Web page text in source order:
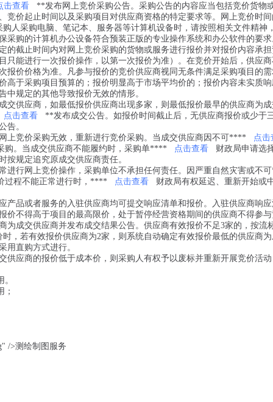
击查看
**发布网上竞价采购公告。采购公告的内容应当包括竞价货物
竞价起止时间以及采购项目对供应商资格的特定要求等。网上竞价时
人采购电脑、笔记本、服务器等计算机设备时，请按照相关文件精神
采购的计算机办公设备符合预装正版的专业操作系统和办公软件的要
的截止时间内对网上竞价采购的货物或服务进行报价并对报价内容承
只能进行一次报价操作，以第一次报价为准）。在竞价开始后，供应
报价价格为准。凡参与报价的竞价供应商视同无条件满足采购项目的
高于采购项目预算的；报价明显高于市场平均价的；报价内容未实质
规定的其他导致报价无效的情形。
交供应商，如最低报价供应商出现多家，则最低报价最早的供应商为
点击查看
**发布成交公告。如报价时间截止后，无供应商报价或少于
告。
上竞价采购无效，重新进行竞价采购。当成交供应商因不可****
点击
购。当成交供应商不能履约时，采购单****
点击查看
财政局申请选
按规定追究原成交供应商责任。
进行网上竞价操作，采购单位不承担任何责任。因严重自然灾害或不
过程不能正常进行时，****
点击查看 财政局有权延迟、重新开始或
产品或者服务的入驻供应商均可提交响应清单和报价。入驻供应商响
价不得高于项目的最高限价，处于暂停经营资格期间的供应商不得参
为成交供应商并发布成交结果公告。供应商有效报价不足3家的，按流
，若有效报价供应商为2家，则系统自动确定有效报价最低的供应商
用直购方式进行。
供应商的报价低于成本价，则采购人有权予以废标并重新开展竞价活
/>测绘制图服务